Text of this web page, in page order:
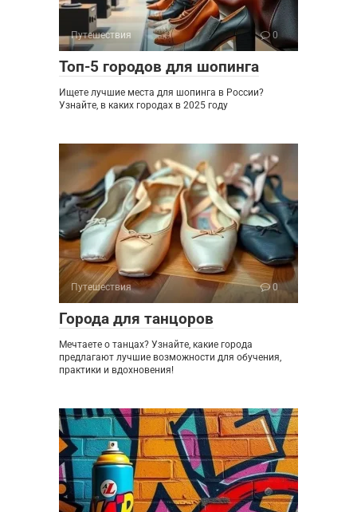
Путешествия 0
Топ-5 городов для шопинга
Ищете лучшие места для шопинга в России?
Узнайте, в каких городах в 2025 году
Путешествия 0
Города для танцоров
Мечтаете о танцах? Узнайте, какие города
предлагают лучшие возможности для обучения,
практики и вдохновения!